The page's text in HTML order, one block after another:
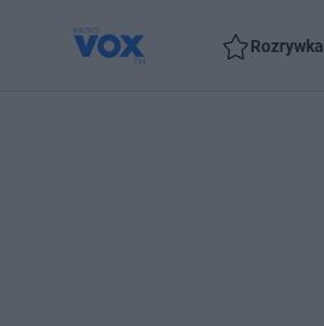
Rozrywka